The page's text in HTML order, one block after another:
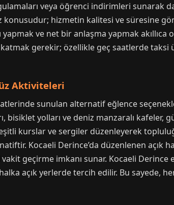
veya öğrenci indirimleri sunarak
hizmetin kalitesi ve süresine
ve net bir anlaşma yapmak akıllıca
katmak gerekir; özellikle geç saatlerde
Aktiviteleri
sunulan alternatif eğlence
yolları ve deniz manzaralı kafeler,
kurslar ve sergiler düzenleyerek
Kocaeli Derince’da düzenlenen açık
geçirme imkanı sunar. Kocaeli Derince
açık yerlerde tercih edilir. Bu sayede,